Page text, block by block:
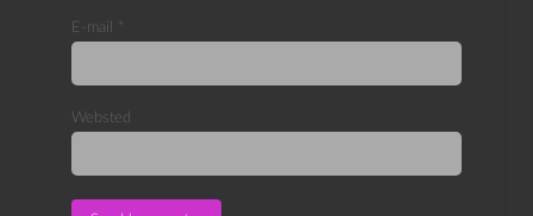
E-mail *
Websted